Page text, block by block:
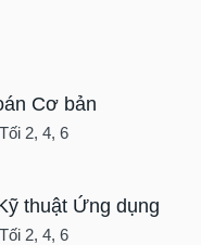
Cơ bản
2, 4, 6
thuật Ứng dụng
2, 4, 6